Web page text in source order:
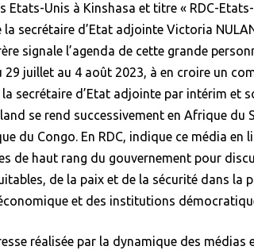
Etats-Unis à Kinshasa et titre « RDC-
la secrétaire d’Etat adjointe Victoria
signale l’agenda de cette grande
29 juillet au 4 août 2023, à en croire un
secrétaire d’Etat adjointe par intérim et
se rend successivement en Afrique du
du Congo. En RDC, indique ce média en
de haut rang du gouvernement pour
de la paix et de la sécurité dans la
et des institutions
réalisée par la dynamique des médias